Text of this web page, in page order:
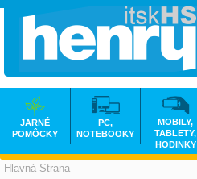
Hlavná Strana
JARNÉ
POMÔCKY
PC,
NOTEBOOKY
MOBILY,
TABLETY,
HODINKY